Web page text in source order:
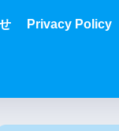
Privacy Policy